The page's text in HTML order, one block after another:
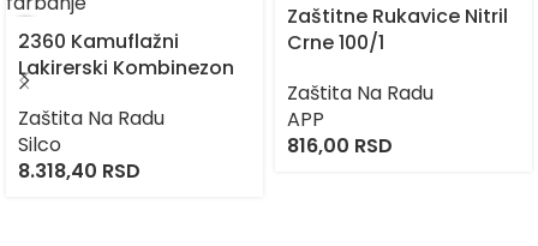
2360 Kamuflažni
Lakirerski Kombinezon
Zaštita Na Radu
Silco
8.318,40 RSD
Zaštitne Rukavice Nitril
Crne 100/1
Zaštita Na Radu
APP
816,00 RSD